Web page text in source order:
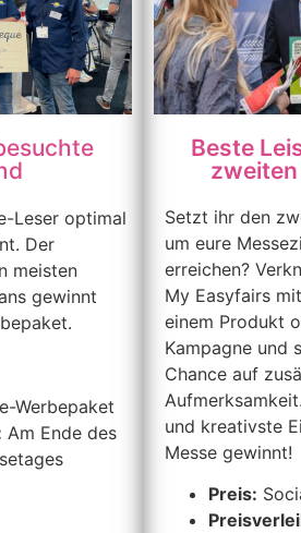
Leser optimal
Der
meisten
gewinnt
Werbepaket
Am Ende des
Beste
zweiten
Setzt ihr den
um eure
erreichen?
My Easyfairs
einem Produkt
Kampagne und
Chance auf
und kreativste
Messe gewinnt!
Preis: